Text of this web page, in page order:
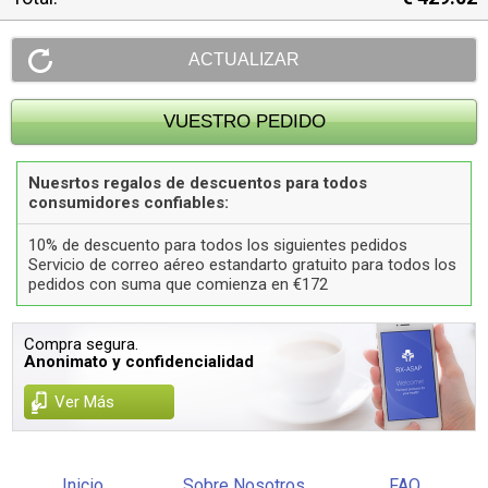
Nuesrtos regalos de descuentos para todos
consumidores confiables:
10% de descuento para todos los siguientes pedidos
Servicio de correo aéreo estandarto gratuito para todos los
pedidos con suma que comienza en €172
Compra segura.
Anonimato y confidencialidad
Ver Más